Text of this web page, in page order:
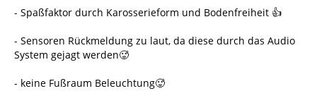
- Spaßfaktor durch Karosserieform und Bodenfreiheit 👍
- Sensoren Rückmeldung zu laut, da diese durch das Audio
System gejagt werden🥵
- keine Fußraum Beleuchtung🥵